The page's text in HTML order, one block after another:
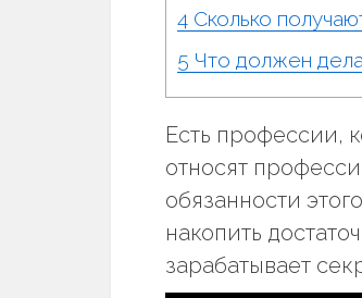
4 Сколько
5 Что должен
Есть профессии,
относят
обязанности
накопить
зарабатывает